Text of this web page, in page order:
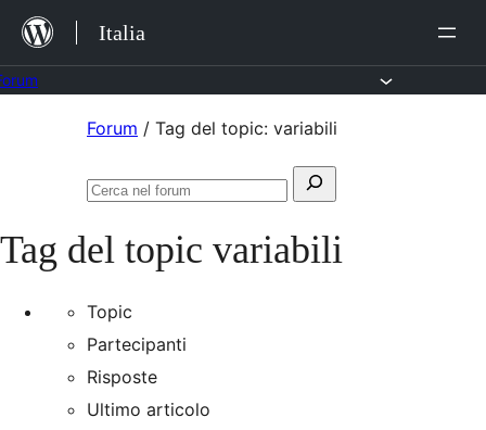
Salta
contenuto
Italia
Forum / Tag del topic: variabili
Cerca:
Cerca
forum
Tag del topic variabili
Topic
Partecipanti
Risposte
Ultimo articolo